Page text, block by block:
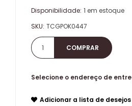
Disponibilidade: 1 em estoque
SKU: TCGPOK0447
Selecione o endereço de
Adicionar a lista de desejos